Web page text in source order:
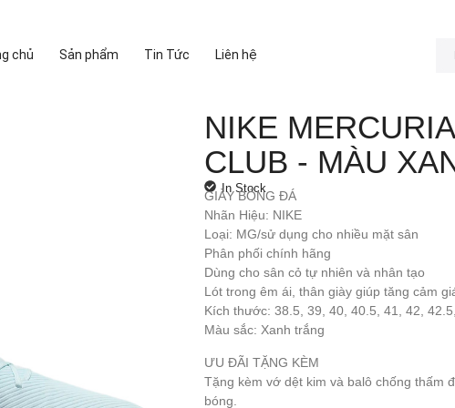
chủ Sản phẩm Tin Tức Liên hệ
NIKE
CLUB - MÀU
In Stock
GIÀY BÓNG ĐÁ
Nhãn Hiệu: NIKE
Loại: MG/sử dụng cho nhiều mặt sân
Phân phối chính hãng
Dùng cho sân cỏ tự nhiên và nhân tạo
Lót trong êm ái, thân giày giúp tăng cảm
Kích thước: 38.5, 39, 40, 40.5, 41, 42,
Màu sắc: Xanh trắng
ƯU ĐÃI TẶNG KÈM
Tặng kèm vớ dệt kim và balô chống thấm
bóng.